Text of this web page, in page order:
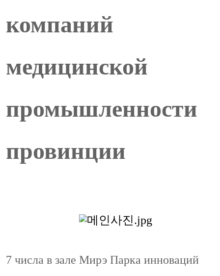
компаний
медицинской
промышленности
провинции
7 числа в зале Мирэ Парка инноваций